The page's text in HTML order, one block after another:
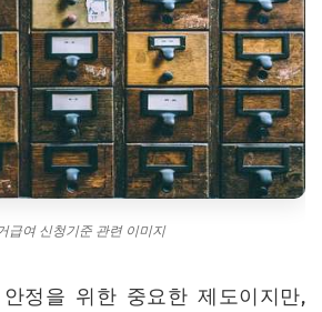
급여 신청기준 관련 이미지
정을 위한 중요한 제도이지만,